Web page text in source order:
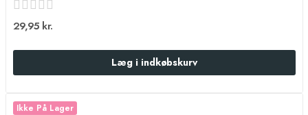
29,95 kr.
Læg i indkøbskurv
Ikke På Lager